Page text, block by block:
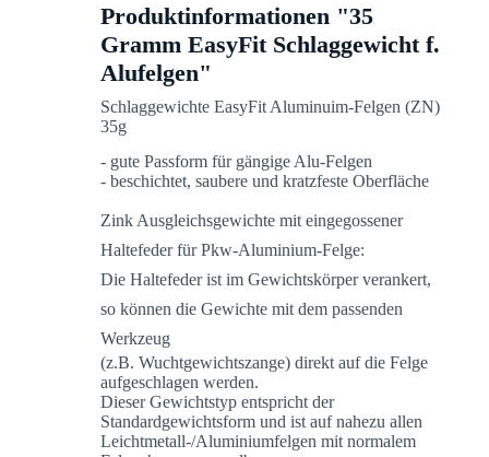
Produktinformationen "35
Gramm EasyFit Schlaggewicht f.
Alufelgen"
Schlaggewichte EasyFit Aluminuim-Felgen (ZN)
35g
- gute Passform für gängige Alu-Felgen
- beschichtet, saubere und kratzfeste Oberfläche
Zink Ausgleichsgewichte mit eingegossener
Haltefeder für Pkw-Aluminium-Felge:
Die Haltefeder ist im Gewichtskörper verankert,
so können die Gewichte mit dem passenden
Werkzeug
(z.B. Wuchtgewichtszange) direkt auf die Felge
aufgeschlagen werden.
Dieser Gewichtstyp entspricht der
Standardgewichtsform und ist auf nahezu allen
Leichtmetall-/Aluminiumfelgen mit normalem